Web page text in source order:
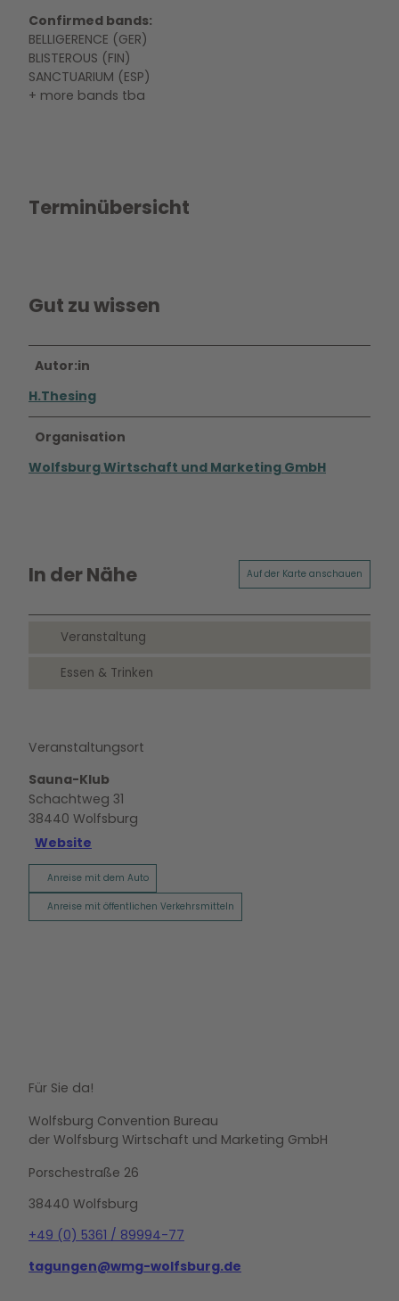
Confirmed bands:
BELLIGERENCE (GER)
BLISTEROUS (FIN)
SANCTUARIUM (ESP)
+ more bands tba
Terminübersicht
Gut zu wissen
Autor:in
H.Thesing
Organisation
Wolfsburg Wirtschaft und Marketing GmbH
In der Nähe Auf der Karte anschauen
Veranstaltung
Essen & Trinken
Veranstaltungsort
Sauna-Klub
Schachtweg 31
38440 Wolfsburg
Website
Anreise mit dem Auto
Anreise mit öffentlichen Verkehrsmitteln
Für Sie da!
Wolfsburg Convention Bureau
der Wolfsburg Wirtschaft und Marketing GmbH
Porschestraße 26
38440 Wolfsburg
+49 (0) 5361 / 89994-77
tagungen@wmg-wolfsburg.de